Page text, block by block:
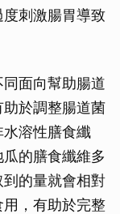
刺激腸胃導致
面向幫助腸道
助於調整腸道菌
溶性膳食纖
的膳食纖維多
的量就會相對
，有助於完整